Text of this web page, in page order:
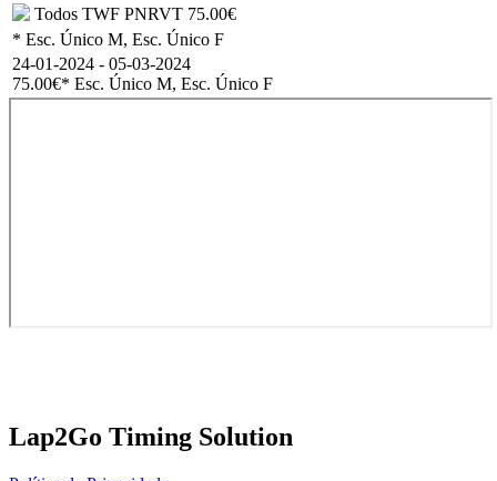
Todos TWF PNRVT 75.00€
* Esc. Único M, Esc. Único F
24-01-2024 - 05-03-2024
75.00€* Esc. Único M, Esc. Único F
Lap2Go Timing Solution